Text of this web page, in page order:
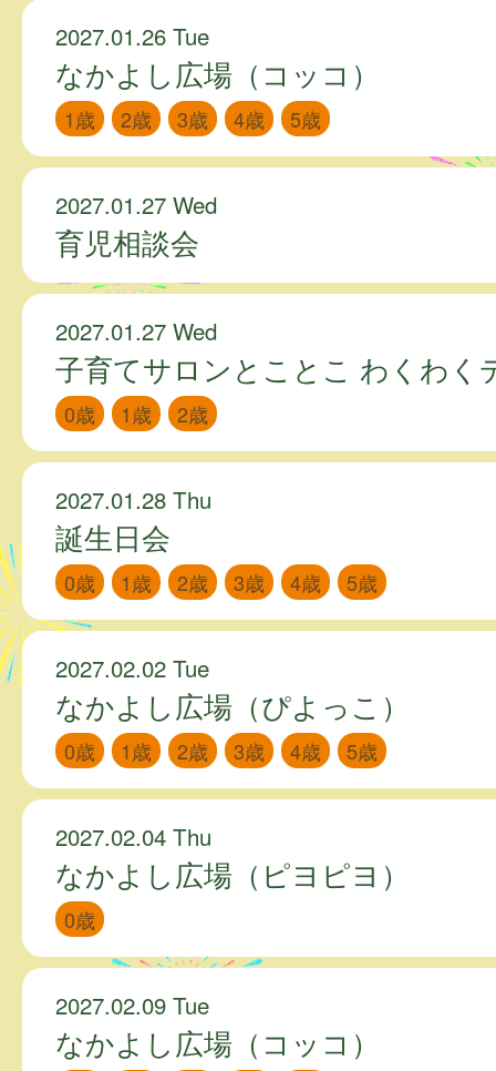
2027.01.26 Tue
なかよし広場（コッコ）
1歳 2歳 3歳 4歳 5歳
2027.01.27 Wed
育児相談会
2027.01.27 Wed
子育てサロンとことこ わくわく
0歳 1歳 2歳
2027.01.28 Thu
誕生日会
0歳 1歳 2歳 3歳 4歳 5歳
2027.02.02 Tue
なかよし広場（ぴよっこ）
0歳 1歳 2歳 3歳 4歳 5歳
2027.02.04 Thu
なかよし広場（ピヨピヨ）
0歳
2027.02.09 Tue
なかよし広場（コッコ）